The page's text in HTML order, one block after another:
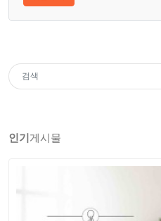
인기 게시물